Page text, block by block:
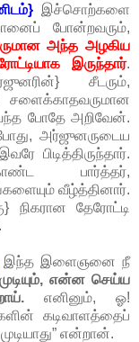
இச்சொற்களை
போன்றவரும்,
அந்த அழகிய
இருந்தார்.
சீடரும்,
சளைக்காதவருமான
போதே அறிவேன்.
அர்ஜுனருடைய
பிடித்திருந்தார்.
பார்த்தர்,
வீழ்த்தினார்.
நிகரான தேரோட்டி
இளைஞனை நீ
என்ன செய்ய
எனினும், ஓ!
கடிவாளத்தைப்
என்றான்.